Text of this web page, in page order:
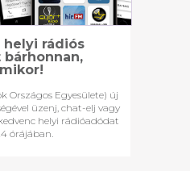
helyi rádiós
Országos Egyesülete) új
üzenj, chat-elj vagy
helyi rádióadódat
órájában.